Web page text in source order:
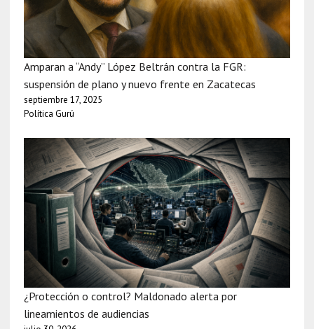
Amparan a “Andy” López Beltrán contra la FGR:
suspensión de plano y nuevo frente en Zacatecas
septiembre 17, 2025
Política Gurú
¿Protección o control? Maldonado alerta por
lineamientos de audiencias